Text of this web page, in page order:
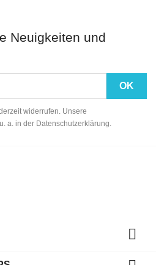
Neuigkeiten und
widerrufen. Unsere
a. in der Datenschutzerklärung.
